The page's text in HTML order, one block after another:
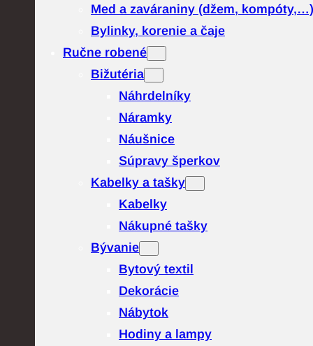
Med a zaváraniny (džem, kompóty,…)
Bylinky, korenie a čaje
Ručne robené
Bižutéria
Náhrdelníky
Náramky
Náušnice
Súpravy šperkov
Kabelky a tašky
Kabelky
Nákupné tašky
Bývanie
Bytový textil
Dekorácie
Nábytok
Hodiny a lampy